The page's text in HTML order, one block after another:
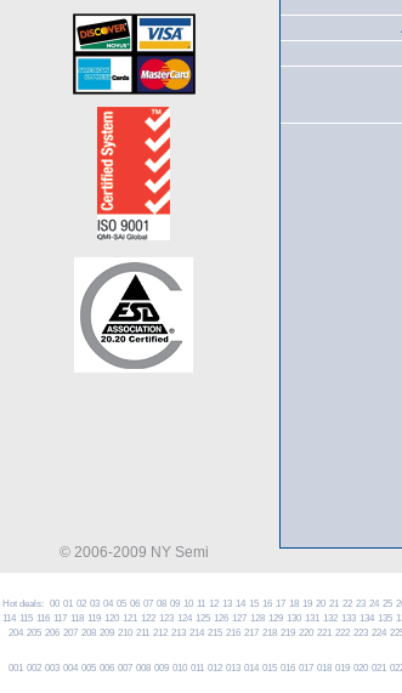
© 2006-2009 NY Semi
Hot deals: 00 01 02 03 04 05 06 07 08 09 10 11 12 13 14 15 16 17 18 19 20 21 22 23 24 25
114 115 116 117 118 119 120 121 122 123 124 125 126 127 128 129 130 131 132 133 134 135
204 205 206 207 208 209 210 211 212 213 214 215 216 217 218 219 220 221 222 223 224
001 002 003 004 005 006 007 008 009 010 011 012 013 014 015 016 017 018 019 020 021